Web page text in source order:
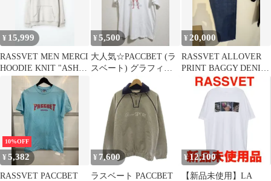
¥ 15,999
RASSVET MEN MERCI
HOODIE KNIT "ASH
GREY"
¥5,500
大人気☆PACCBET (ラ
スベート) グラフィッ
ク プリント Tシャツ
¥ 20,000
RASSVET ALLOVER
PRINT BAGGY DENIM
PANTS
10%OFF
¥5,382
RASSVET PACCBET
¥ 7,600
ラスベート PACCBET
¥12,100
【新品未使用】LA